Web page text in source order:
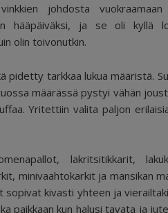
johdosta vuokraamaan
hääpäiväksi, ja se oli kyllä
olin toivonutkin.
pidetty tarkkaa lukua määristä.
määrässä pystyi vähän
Yritettiin valita paljon
lakritsitikkarit,
minivaahtokarkit ja mansikan
sopivat kivasti yhteen ja
paikkaan kun halusi tavata ja